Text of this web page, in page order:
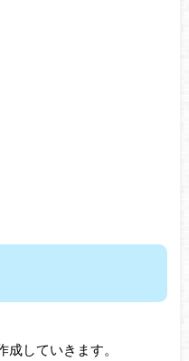
していきます。